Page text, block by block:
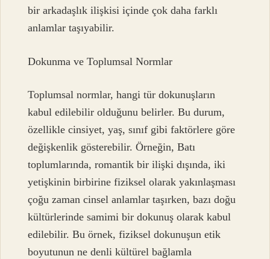
bir arkadaşlık ilişkisi içinde çok daha farklı
anlamlar taşıyabilir.
Dokunma ve Toplumsal Normlar
Toplumsal normlar, hangi tür dokunuşların
kabul edilebilir olduğunu belirler. Bu durum,
özellikle cinsiyet, yaş, sınıf gibi faktörlere göre
değişkenlik gösterebilir. Örneğin, Batı
toplumlarında, romantik bir ilişki dışında, iki
yetişkinin birbirine fiziksel olarak yakınlaşması
çoğu zaman cinsel anlamlar taşırken, bazı doğu
kültürlerinde samimi bir dokunuş olarak kabul
edilebilir. Bu örnek, fiziksel dokunuşun etik
boyutunun ne denli kültürel bağlamla